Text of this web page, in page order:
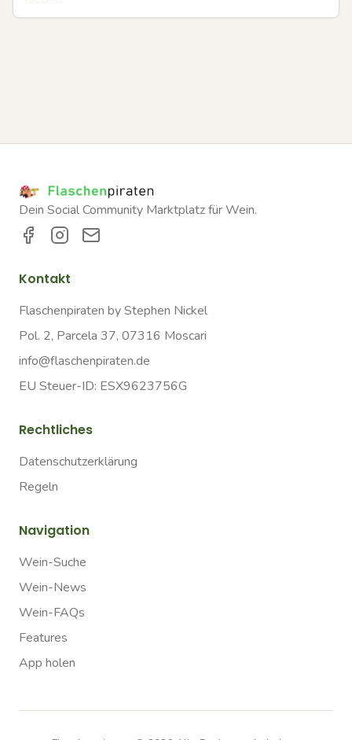
Dein Social Community Marktplatz für Wein.
Kontakt
Flaschenpiraten by Stephen Nickel
Pol. 2, Parcela 37, 07316 Moscari
info@flaschenpiraten.de
EU Steuer-ID: ESX9623756G
Rechtliches
Datenschutzerklärung
Regeln
Navigation
Wein-Suche
Wein-News
Wein-FAQs
Features
App holen